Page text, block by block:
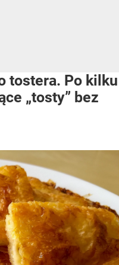
tostera. Po kilku
„tosty” bez